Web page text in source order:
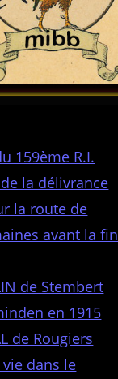
159ème R.I.
la délivrance
la route de
avant la fin
de Stembert
en 1915
de Rougiers
dans le